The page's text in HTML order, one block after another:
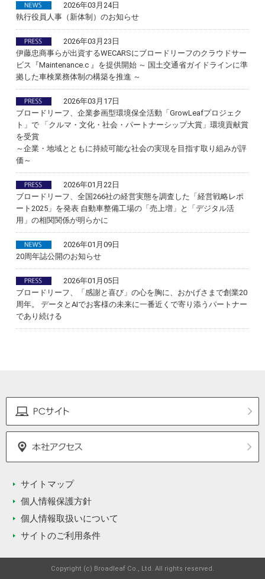
2026年03月24日
執行役員人事（新体制）のお知らせ
2026年03月23日
伊藤忠商事らが出資するWECARSにブロードリーフのクラウドサー
ビス『Maintenance.c 』を提供開始 ～ 国土交通省ガイドラインに準
拠した車検業務体制の構築を推進 ～
2026年03月17日
ブロードリーフ、企業参画型環境保全活動「GrowLeafプロジェク
ト」で 「クルマ・文化・社会・パートナーシップ大賞」環境貢献賞
を受賞
～企業・地域とともに持続可能な社会の実現を目指す取り組みが評
価～
2026年01月22日
ブロードリーフ、全国266社の経営実態を調査した「経営戦略レポ
ート2025」を発表 自動車整備工場の「売上増」と「デジタル活
用」の相関関係が明らかに
2026年01月09日
20周年誌公開のお知らせ
2026年01月05日
ブロードリーフ、「感謝と喜び」の心を胸に、おかげさまで創業20
周年。 データとAIでお客様の未来に一番近くで寄り添うパートナー
であり続ける
サイトマップ
個人情報保護方針
個人情報取扱いについて
サイトのご利用条件
Copyright (c) Broadleaf Co., Ltd. All rights reserved.